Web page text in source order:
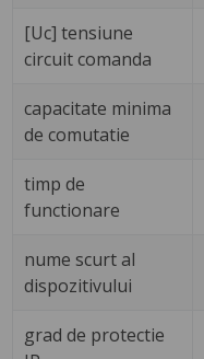
[Uc] tensiune
circuit comanda
capacitate minima
de comutatie
timp de
functionare
nume scurt al
dispozitivului
grad de protectie